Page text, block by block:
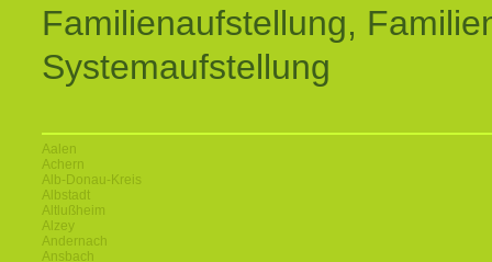
Familienaufstellung,
Systemaufstellung
Aalen
Achern
Alb-Donau-Kreis
Albstadt
Altlußheim
Alzey
Andernach
Ansbach